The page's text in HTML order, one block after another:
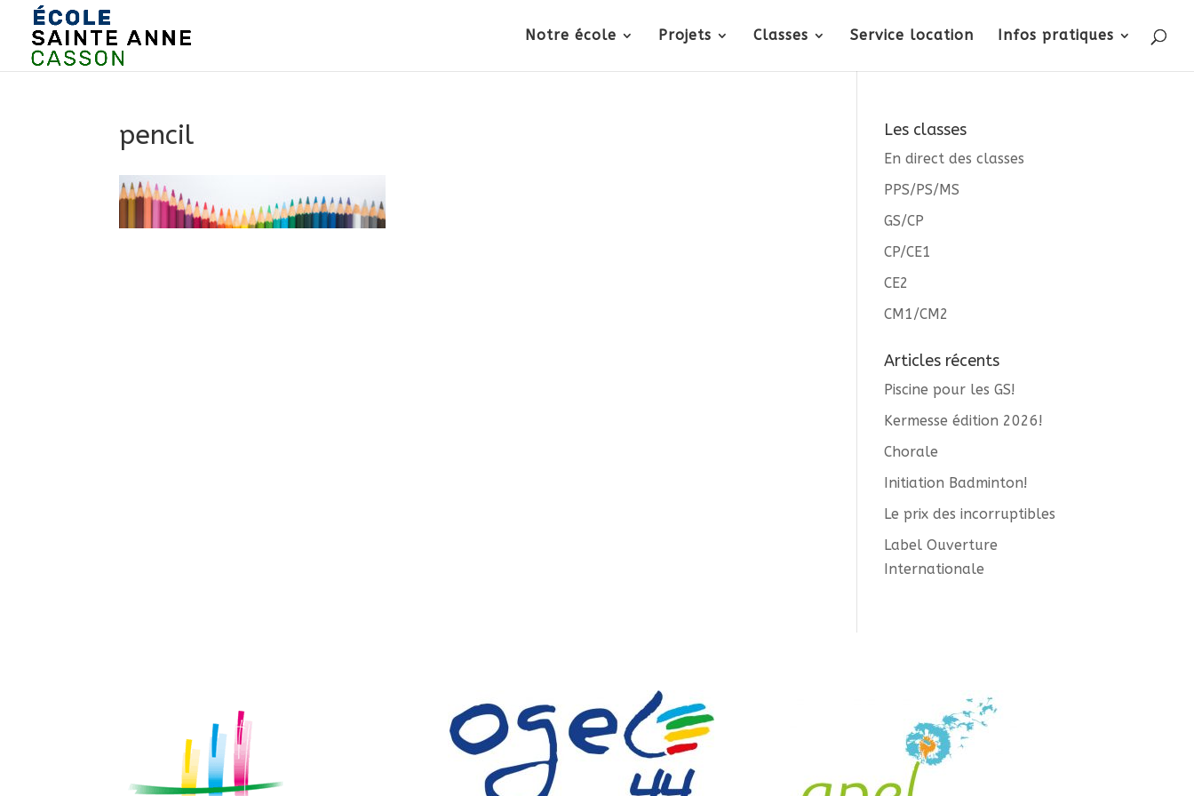
Notre école Projets Classes Service location Infos pratiques
pencil Les classes
En direct des classes
PPS/PS/MS
GS/CP
CP/CE1
CE2
CM1/CM2
Articles récents
Piscine pour les GS!
Kermesse édition 2026!
Chorale
Initiation Badminton!
Le prix des incorruptibles
Label Ouverture
Internationale